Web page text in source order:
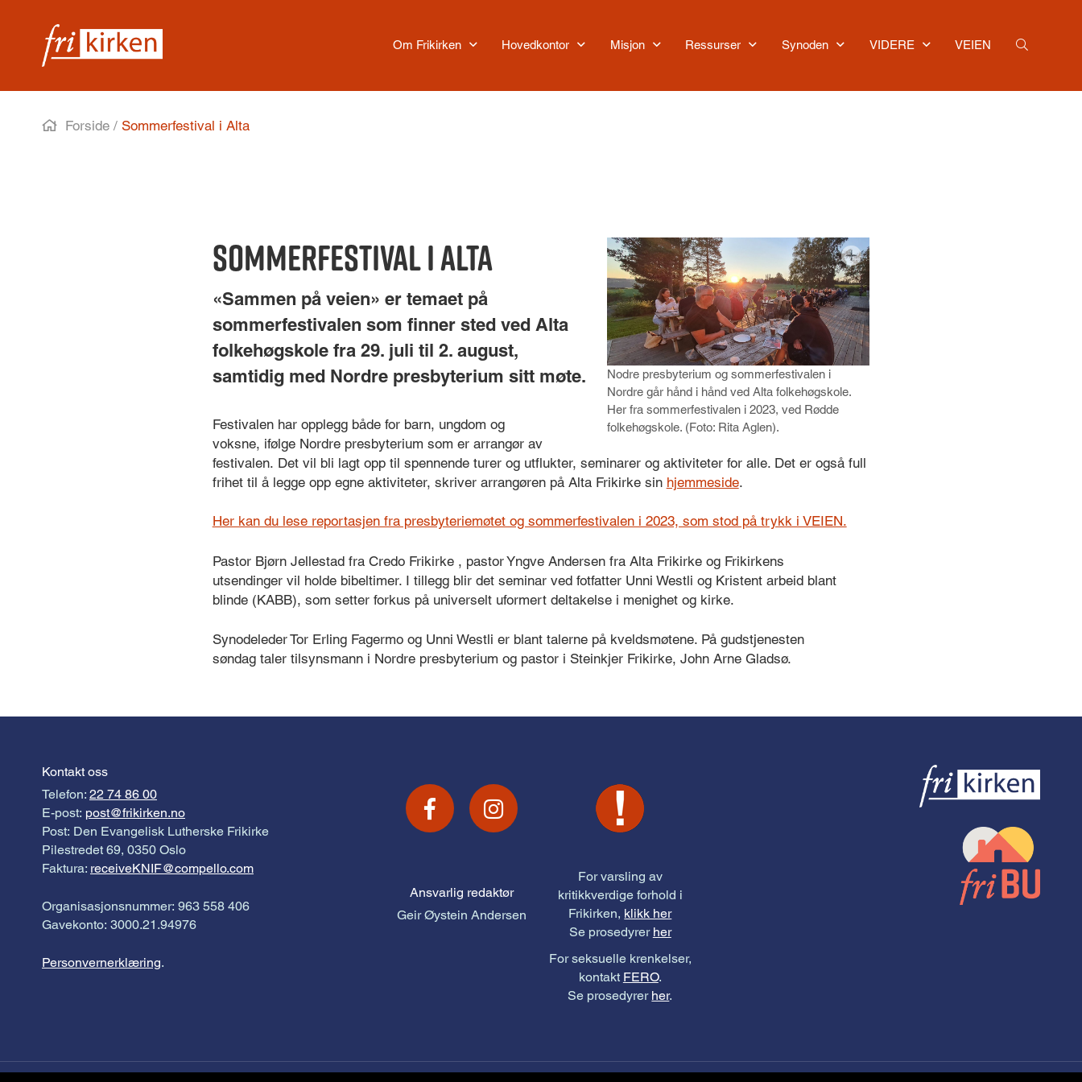
Om Frikirken Hovedkontor Misjon Ressurser Synoden VIDERE VEIEN
Forside / Sommerfestival i Alta
Nodre presbyterium og sommerfestivalen i
Nordre går hånd i hånd ved Alta folkehøgskole.
Her fra sommerfestivalen i 2023, ved Rødde
folkehøgskole. (Foto: Rita Aglen).
Sommerfestival i Alta
«Sammen på veien» er temaet på
sommerfestivalen som finner sted ved Alta
folkehøgskole fra 29. juli til 2. august,
samtidig med Nordre presbyterium sitt møte.
Festivalen har opplegg både for barn, ungdom og
voksne, ifølge Nordre presbyterium som er arrangør av
festivalen. Det vil bli lagt opp til spennende turer og utflukter, seminarer og aktiviteter for alle. Det er også full
frihet til å legge opp egne aktiviteter, skriver arrangøren på Alta Frikirke sin hjemmeside.
Her kan du lese reportasjen fra presbyteriemøtet og sommerfestivalen i 2023, som stod på trykk i VEIEN.
Pastor Bjørn Jellestad fra Credo Frikirke , pastor Yngve Andersen fra Alta Frikirke og Frikirkens
utsendinger vil holde bibeltimer. I tillegg blir det seminar ved fotfatter Unni Westli og Kristent arbeid blant
blinde (KABB), som setter forkus på universelt uformert deltakelse i menighet og kirke.
Synodeleder Tor Erling Fagermo og Unni Westli er blant talerne på kveldsmøtene. På gudstjenesten
søndag taler tilsynsmann i Nordre presbyterium og pastor i Steinkjer Frikirke, John Arne Gladsø.
Kontakt oss
Telefon: 22 74 86 00
E-post: post@frikirken.no
Post: Den Evangelisk Lutherske Frikirke
Pilestredet 69, 0350 Oslo
Faktura: receiveKNIF@compello.com
Organisasjonsnummer: 963 558 406
Gavekonto: 3000.21.94976
Personvernerklæring.
Ansvarlig redaktør
Geir Øystein Andersen
For varsling av
kritikkverdige forhold i
Frikirken, klikk her
Se prosedyrer her
For seksuelle krenkelser,
kontakt FERO.
Se prosedyrer her.